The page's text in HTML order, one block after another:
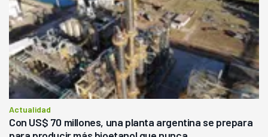
Actualidad
Con US$ 70 millones, una planta argentina se prepara